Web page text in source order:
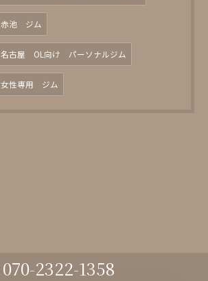
赤池 ジム
名古屋 OL向け パーソナルジム
女性専用 ジム
070-2322-1358